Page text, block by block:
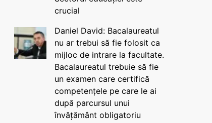
crucial
Daniel David: Bacalaureatul
nu ar trebui să fie folosit ca
mijloc de intrare la facultate.
Bacalaureatul trebuie să fie
un examen care certifică
competențele pe care le ai
după parcursul unui
învățământ obligatoriu